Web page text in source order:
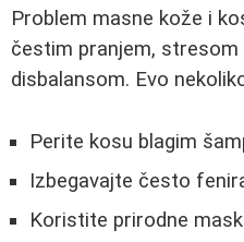
Problem masne kože i
čestim pranjem, stresom
disbalansom. Evo
Perite kosu blagim
Izbegavajte često
Koristite prirodne